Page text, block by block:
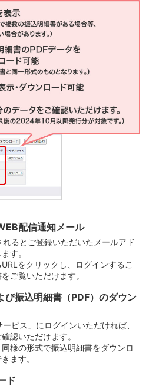
配信通知メール
るとご登録いただいたメールアド
す。
をクリックし、ログインするこ
ご覧いただけます。
び振込明細書（PDF）のダウン
ービス」にログインいただければ、
認いただけます。
様の形式で振込明細書をダウンロ
ます。
ド